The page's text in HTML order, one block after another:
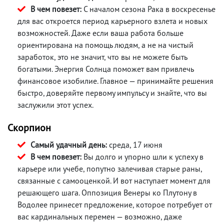
В чем повезет: С началом сезона Рака в воскресенье
для вас откроется период карьерного взлета и новых
возможностей. Даже если ваша работа больше
ориентирована на помощь людям, а не на чистый
заработок, это не значит, что вы не можете быть
богатыми. Энергия Солнца поможет вам привлечь
финансовое изобилие. Главное — принимайте решения
быстро, доверяйте первому импульсу и знайте, что вы
заслужили этот успех.
Скорпион
Самый удачный день: среда, 17 июня
В чем повезет: Вы долго и упорно шли к успеху в
карьере или учебе, попутно залечивая старые раны,
связанные с самооценкой. И вот наступает момент для
решающего шага. Оппозиция Венеры ко Плутону в
Водолее принесет предложение, которое потребует от
вас кардинальных перемен — возможно, даже